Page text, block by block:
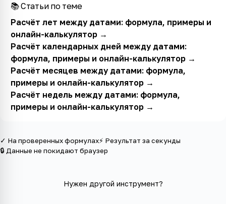
📚 Статьи по теме
Расчёт лет между датами: формула, примеры и
онлайн-калькулятор→
Расчёт календарных дней между датами:
формула, примеры и онлайн-калькулятор→
Расчёт месяцев между датами: формула,
примеры и онлайн-калькулятор→
Расчёт недель между датами: формула,
примеры и онлайн-калькулятор→
✓ На проверенных формулах⚡ Результат за секунды
🔒 Данные не покидают браузер
Нужен другой инструмент?